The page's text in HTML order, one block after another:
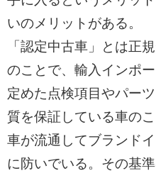
いのメリットがある。
「認定中古車」とは正
のことで、輸入インポ
定めた点検項目やパー
質を保証している車の
車が流通してブランド
に防いでいる。その基